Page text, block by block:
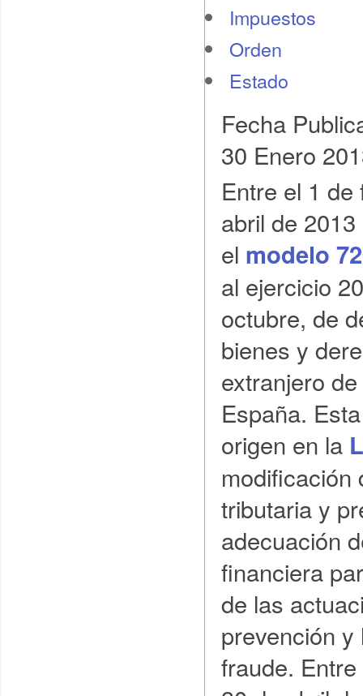
Impuestos
Orden
Estado
Fecha
30 Enero
Entre el 1
abril de
el modelo
al ejercicio
octubre, de
bienes y
extranjero
España.
origen en la
modificación
tributaria y
adecuación
financiera
de las
prevención
fraude.